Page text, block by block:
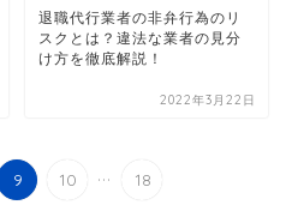
退職代行業者の非弁行為のリ
スクとは？違法な業者の見分
け方を徹底解説！
2022年3月22日
9 10 ... 18